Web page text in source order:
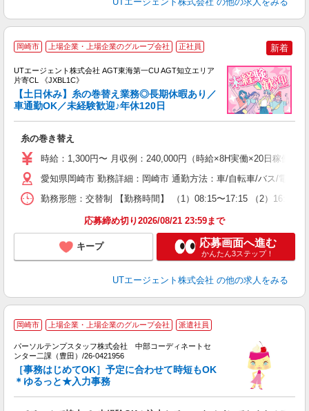
岡崎市 上場企業・上場企業のグループ会社 正社員 新着
UTエージェント株式会社 AGT東海第一CU AGT知立エリア
片寄CL 《JXBL1C》
【土日休み】糸の巻替え業務◎長期休暇あり／
車通勤OK／未経験歓迎♪年休120日
糸の巻き替え
時給：1,300円〜 月収例：240,000円（時給×8H実働×20日稼働＋
愛知県岡崎市 勤務詳細：岡崎市 通勤方法：車/自転車/バス/電車/
勤務形態：交替制 【勤務時間】 （1）08:15〜17:15 （2）16:00
応募締め切り2026/08/21 23:59まで
キープ 応募画面へ進む
かんたん3ステップ！
UTエージェント株式会社 の他の求人をみる
岡崎市 上場企業・上場企業のグループ会社 派遣社員
パーソルテンプスタッフ株式会社 中部コーディネートセ
ンター二課（豊田）/26-0421956
［事務はじめてOK］予定に合わせて時短もOK
＊ゆるっと★入力事務